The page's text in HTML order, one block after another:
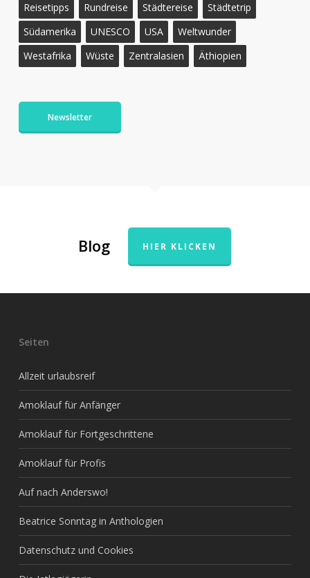
Reisetipps
Rundreise Städtereise
Städtetrip
Südamerika
UNESCO USA
Weltwunder
Westafrika
Wüste Zentralasien Äthiopien
Newsletter
Blog HIER KLICKEN
Seiten
Allzeit urlaubsreif
Amoklauf für Anfänger
Amoklauf für Fortgeschrittene
Amoklauf für Profis
Auf nach Anderswo!
Beatrice Sonntag in Anthologien
Datenschutz und Cookies